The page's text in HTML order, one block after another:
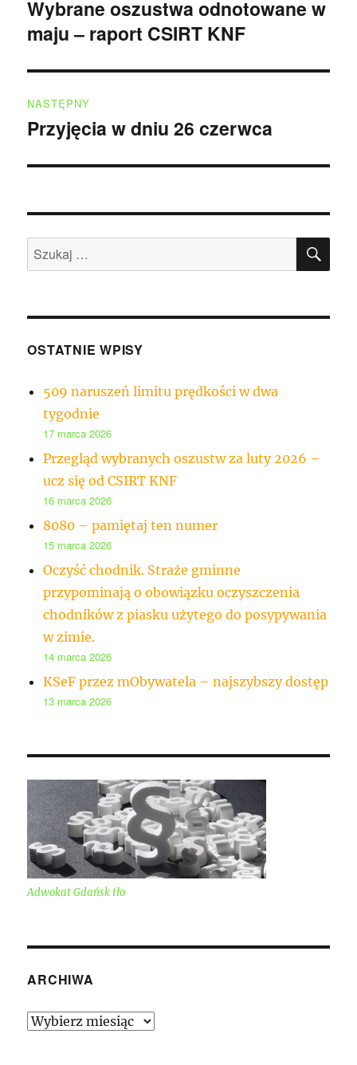
Poprzedni
wpis:
Wybrane oszustwa odnotowane w
maju – raport CSIRT KNF
NASTĘPNY
Następny
Przyjęcia w dniu 26 czerwca
Szukaj:
OSTATNIE WPISY
509 naruszeń limitu prędkości w dwa
tygodnie
17 marca 2026
Przegląd wybranych oszustw za luty 2026 –
ucz się od CSIRT KNF
16 marca 2026
8080 – pamiętaj ten numer
15 marca 2026
Oczyść chodnik. Straże gminne
przypominają o obowiązku oczyszczenia
chodników z piasku użytego do posypywania
w zimie.
14 marca 2026
KSeF przez mObywatela – najszybszy dostęp
13 marca 2026
Adwokat Gdańsk tło
ARCHIWA
Archiwa